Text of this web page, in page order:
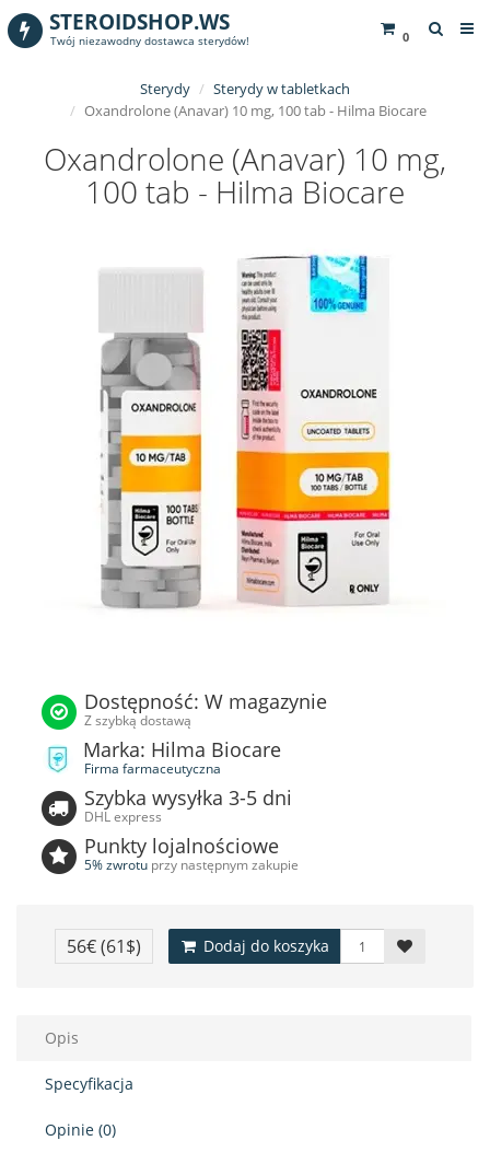
0
STEROIDSHOP.WS
Twój niezawodny dostawca sterydów!
Sterydy
Sterydy w tabletkach
Oxandrolone (Anavar) 10 mg, 100 tab - Hilma Biocare
Oxandrolone (Anavar) 10 mg,
100 tab - Hilma Biocare
Dostępność: W magazynie
Z szybką dostawą
Marka: Hilma Biocare
Firma farmaceutyczna
Szybka wysyłka 3-5 dni
DHL express
Punkty lojalnościowe
5% zwrotu przy następnym zakupie
56€(61$) Dodaj do koszyka
Opis
Specyfikacja
Opinie (0)